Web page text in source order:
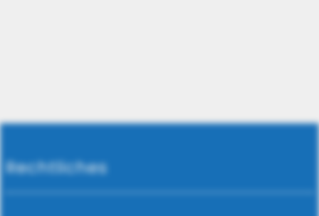
Rechtliches